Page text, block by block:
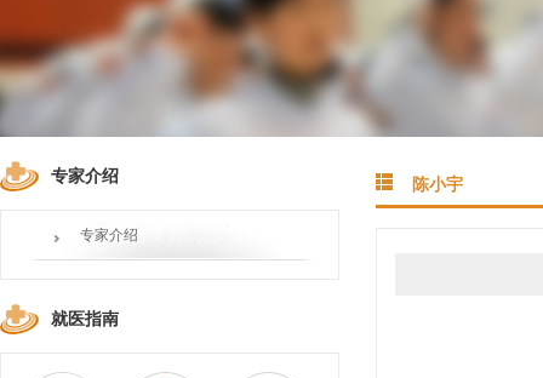
专家介绍
专家介绍
就医指南
陈小宇